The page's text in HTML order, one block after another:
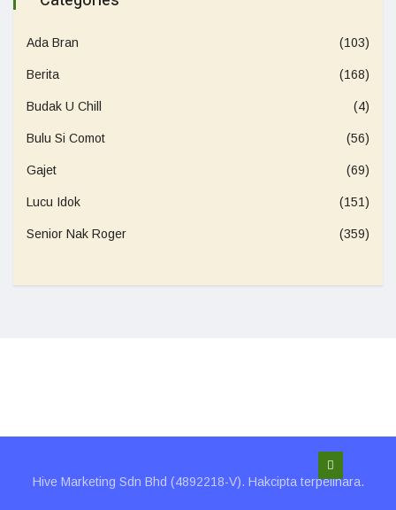
Ada Bran (103)
Berita (168)
Budak U Chill (4)
Bulu Si Comot (56)
Gajet (69)
Lucu Idok (151)
Senior Nak Roger (359)
Hive Marketing Sdn Bhd (4892218-V). Hakcipta terpelihara.